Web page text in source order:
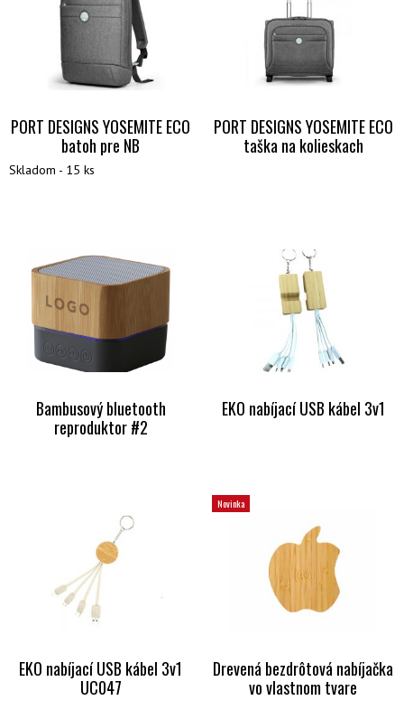
PORT DESIGNS YOSEMITE ECO
batoh pre NB
Skladom - 15 ks
PORT DESIGNS YOSEMITE ECO
taška na kolieskach
Bambusový bluetooth
reproduktor #2
EKO nabíjací USB kábel 3v1
EKO nabíjací USB kábel 3v1
UC047
Novinka
Drevená bezdrôtová nabíjačka
vo vlastnom tvare